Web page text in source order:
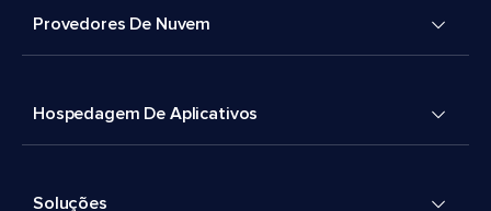
Provedores De Nuvem
Hospedagem De Aplicativos
Soluções